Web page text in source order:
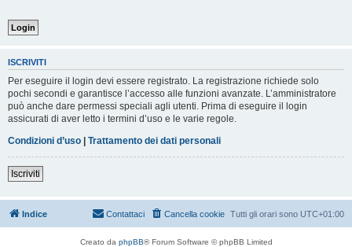
ISCRIVITI
Per eseguire il login devi essere registrato. La registrazione richiede solo
pochi secondi e garantisce l’accesso alle funzioni avanzate. L’amministratore
può anche dare permessi speciali agli utenti. Prima di eseguire il login
assicurati di aver letto i termini d’uso e le varie regole.
Condizioni d’uso | Trattamento dei dati personali
Iscriviti
Indice Tutti gli orari sono UTC+01:00
Cancella cookie
Contattaci
Creato da phpBB® Forum Software © phpBB Limited